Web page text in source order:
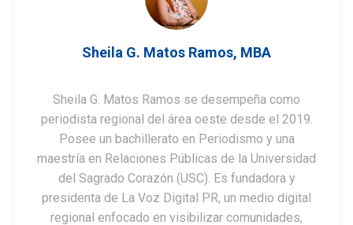
Sheila G. Matos Ramos, MBA
Sheila G. Matos Ramos se desempeña como
periodista regional del área oeste desde el 2019.
Posee un bachillerato en Periodismo y una
maestría en Relaciones Públicas de la Universidad
del Sagrado Corazón (USC). Es fundadora y
presidenta de La Voz Digital PR, un medio digital
regional enfocado en visibilizar comunidades,